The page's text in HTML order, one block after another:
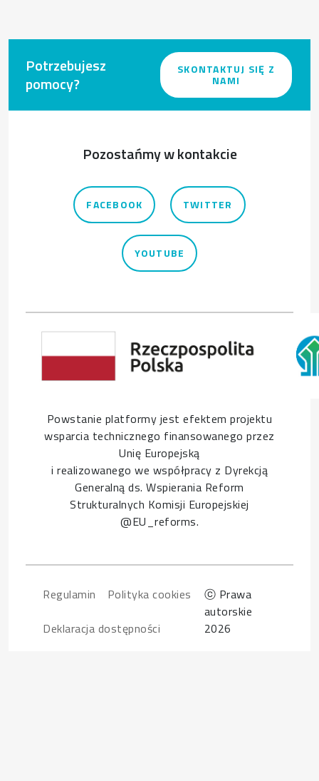
Potrzebujesz
pomocy?
SKONTAKTUJ SIĘ Z
NAMI
Pozostańmy w kontakcie
FACEBOOK TWITTER
YOUTUBE
Powstanie platformy jest efektem projektu
wsparcia technicznego finansowanego przez
Unię Europejską
i realizowanego we współpracy z Dyrekcją
Generalną ds. Wspierania Reform
Strukturalnych Komisji Europejskiej
@EU_reforms.
Regulamin
Polityka cookies
Deklaracja dostępności
ⓒ Prawa
autorskie
2026